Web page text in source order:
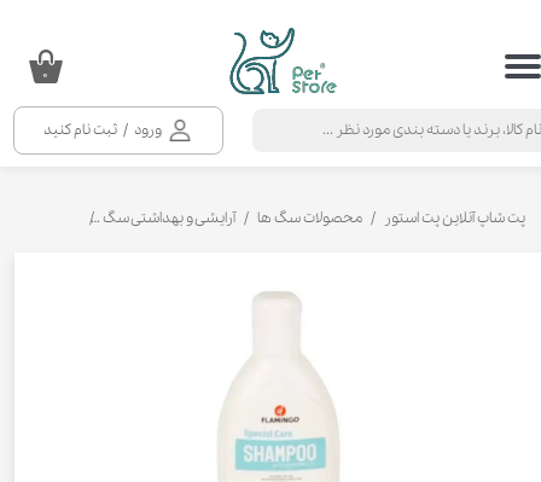
ورود / ثبت نام کنید
حساب کاربری من
خروج از حساب کاربری
۰
پت شاپ آنلاین پت استور محصولات سگ ها آرایشی و بهداشتی سگ